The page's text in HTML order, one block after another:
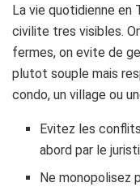
La vie quotidienne en
civilite tres visibles.
fermes, on evite de
plutot souple mais
condo, un village ou
Evitez les
abord par le
Ne monopolisez